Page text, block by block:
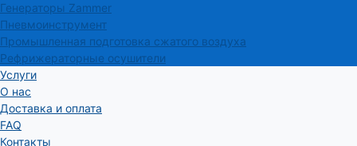
Генераторы Zammer
Пневмоинструмент
Промышленная подготовка сжатого воздуха
Рефрижераторные осушители
Услуги
О нас
Доставка и оплата
FAQ
Контакты